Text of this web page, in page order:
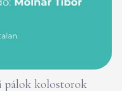
pálok kolostorok